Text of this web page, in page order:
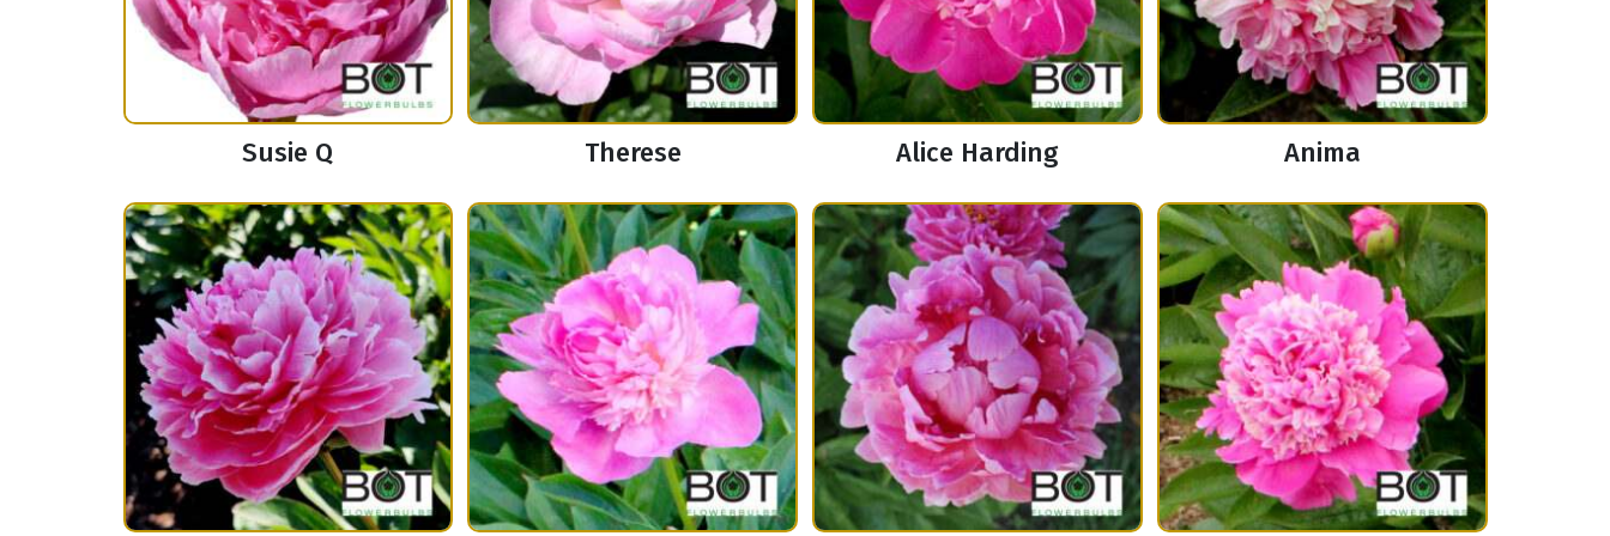
Susie Q Therese Alice Harding Anima